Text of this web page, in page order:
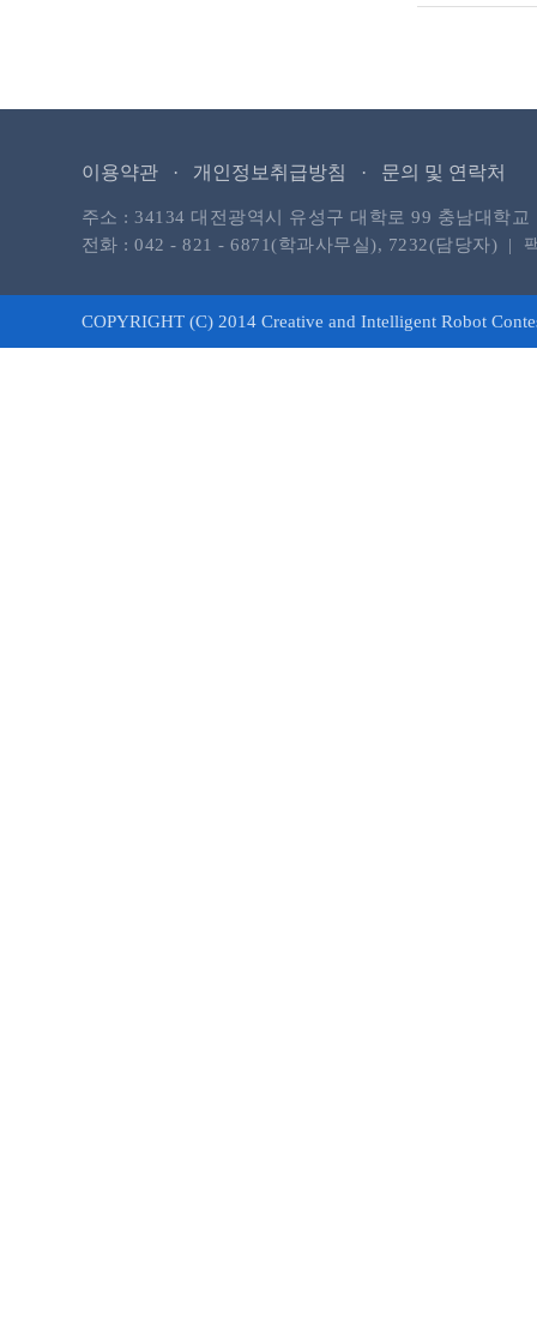
이용약관 · 개인정보취급방침 · 문의 및 연락처
주소 : 34134 대전광역시 유성구 대학로 99 충남대학
전화 : 042 - 821 - 6871(학과사무실), 7232(담당자) |
COPYRIGHT (C) 2014 Creative and Intelligent Robot